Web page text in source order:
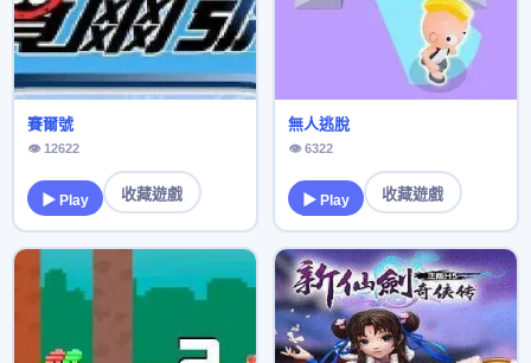
賽爾號
👁 12622
▶ Play 收藏遊戲
無人逃脫
👁 6322
▶ Play 收藏遊戲